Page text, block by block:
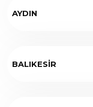
AYDIN
BALIKESİR